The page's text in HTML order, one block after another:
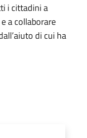
i cittadini a
a collaborare
di cui ha